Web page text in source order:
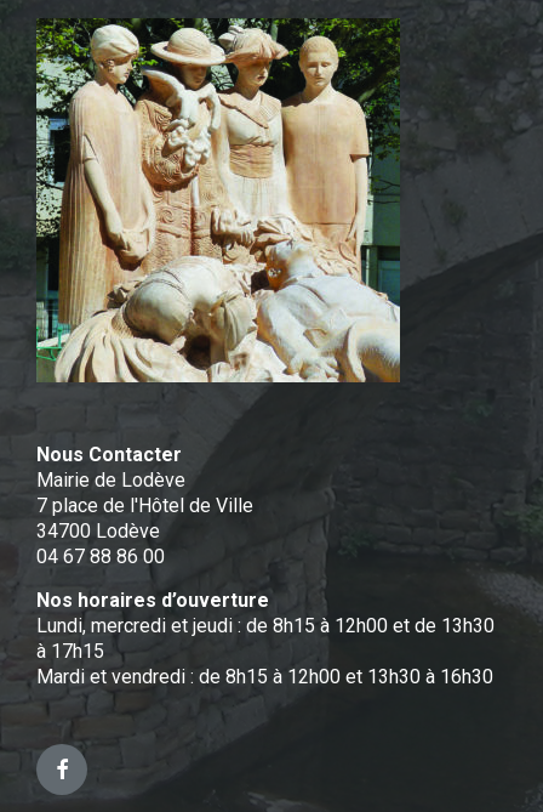
Nous Contacter
Mairie de Lodève
7 place de l'Hôtel de Ville
34700 Lodève
04 67 88 86 00
Nos horaires d’ouverture
Lundi, mercredi et jeudi : de 8h15 à 12h00 et de 13h30
à 17h15
Mardi et vendredi : de 8h15 à 12h00 et 13h30 à 16h30
Facebook